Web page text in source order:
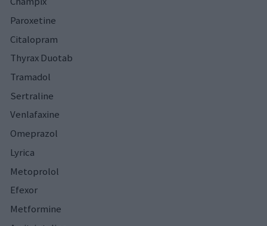
Paroxetine
Citalopram
Thyrax Duotab
Tramadol
Sertraline
Venlafaxine
Omeprazol
Lyrica
Metoprolol
Efexor
Metformine